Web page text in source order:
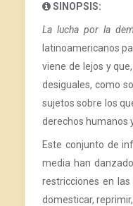
SINOPSIS:
La lucha por la
latinoamericanos
viene de lejos y
desiguales, como
sujetos sobre los
derechos humanos
Este conjunto de
media han
restricciones en
domesticar,